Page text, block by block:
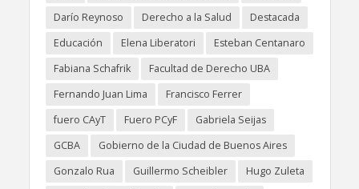
Darío Reynoso
Derecho a la Salud
Destacada
Educación
Elena Liberatori
Esteban Centanaro
Fabiana Schafrik
Facultad de Derecho UBA
Fernando Juan Lima
Francisco Ferrer
fuero CAyT
Fuero PCyF
Gabriela Seijas
GCBA
Gobierno de la Ciudad de Buenos Aires
Gonzalo Rua
Guillermo Scheibler
Hugo Zuleta